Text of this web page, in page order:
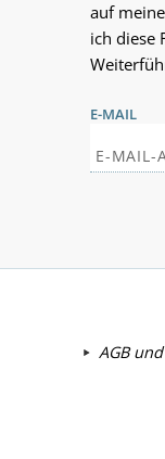
auf
ich diese
E-MAIL
AGB